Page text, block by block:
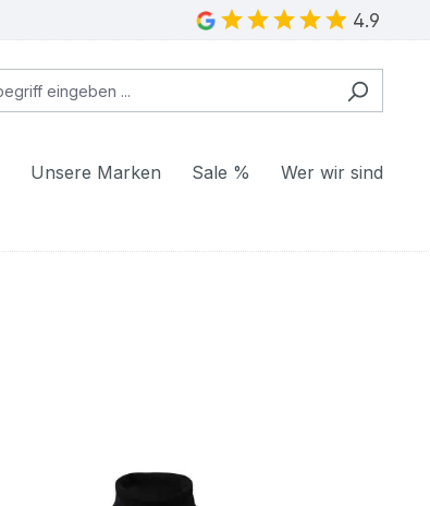
4.9
Unsere Marken Sale % Wer wir sind